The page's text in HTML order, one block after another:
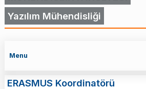
Yazılım Mühendisliği
Menu
ERASMUS Koordinatörü